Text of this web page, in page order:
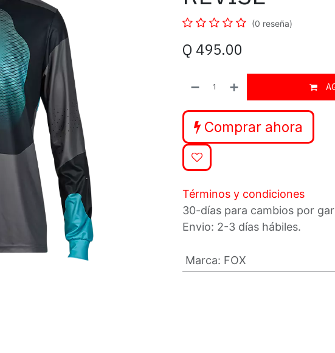
(0 reseña)
Q 495.00
Comprar ahora
Términos y condiciones
30-días para cambios por
Envio: 2-3 días hábiles.
Marca: FOX